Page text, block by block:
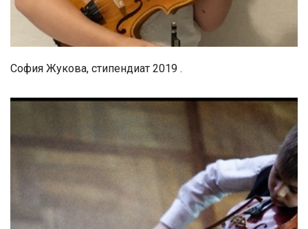
София Жукова, стипендиат 2019 .